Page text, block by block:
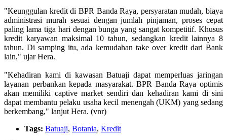
"Keunggulan kredit di BPR Banda Raya, persyaratan mudah, biaya
administrasi murah sesuai dengan jumlah pinjaman, proses cepat
paling lama tiga hari dengan bunga yang sangat kompetitif. Khusus
kredit karyawan maksimal 10 tahun, sedangkan kredit lainnya 8
tahun. Di samping itu, ada kemudahan take over kredit dari Bank
lain," ujar Hera.
"Kehadiran kami di kawasan Batuaji dapat memperluas jaringan
layanan perbankan kepada masyarakat. BPR Banda Raya optimis
akan memiliki captive market sendiri dan kehadiran kami di sini
dapat membantu pelaku usaha kecil menengah (UKM) yang sedang
berkembang," lanjut Hera. (vnr)
Tags: Batuaji, Botania, Kredit